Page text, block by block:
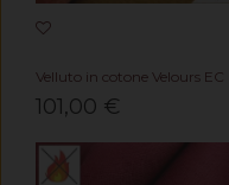
Velluto in cotone Velours EC
101,00 €